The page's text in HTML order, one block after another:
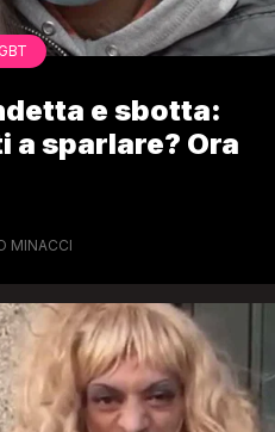
e sbotta:
sparlare? Ora
MINACCI